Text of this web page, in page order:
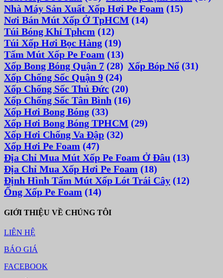
Nhà Máy Sản Xuất Xốp Hơi Pe Foam (15)
Nơi Bán Mút Xốp Ở TpHCM (14)
Túi Bóng Khí Tphcm (12)
Túi Xốp Hơi Bọc Hàng (19)
Tấm Mút Xốp Pe Foam (13)
Xốp Bong Bóng Quận 7 (28) Xốp Bóp Nổ (31)
Xốp Chống Sốc Quận 9 (24)
Xốp Chống Sốc Thủ Đức (20)
Xốp Chống Sốc Tân Bình (16)
Xốp Hơi Bong Bóng (33)
Xốp Hơi Bong Bóng TPHCM (29)
Xốp Hơi Chống Va Đập (32)
Xốp Hơi Pe Foam (47)
Địa Chỉ Mua Mút Xốp Pe Foam Ở Đâu (13)
Địa Chỉ Mua Xốp Hơi Pe Foam (18)
Định Hình Tấm Mút Xốp Lót Trái Cây (12)
Ống Xốp Pe Foam (14)
GIỚI THIỆU VỀ CHÚNG TÔI
LIÊN HỆ
BÁO GIÁ
FACEBOOK